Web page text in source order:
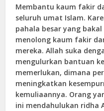
Membantu kaum fakir
seluruh umat Islam.
pahala besar yang
menolong kaum fakir
mereka. Allah suka
mengulurkan bantuan
memerlukan, dimana
meningkatkan
kemuliaannya. Orang
ini mendahulukan ridha